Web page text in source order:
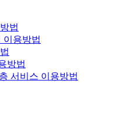
법
이용방법
방법
서비스 이용방법